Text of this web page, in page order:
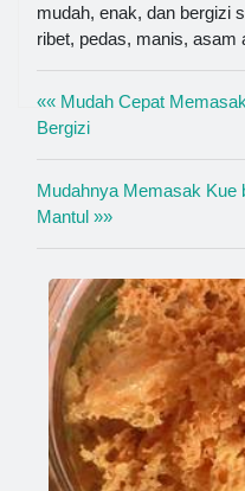
mudah, enak, dan bergizi
ribet, pedas, manis, asam
«« Mudah Cepat
Bergizi
Mudahnya Memasak Kue
Mantul »»